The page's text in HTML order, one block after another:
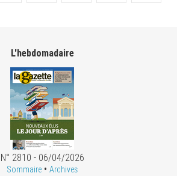
L'hebdomadaire
N° 2810 - 06/04/2026
Sommaire • Archives